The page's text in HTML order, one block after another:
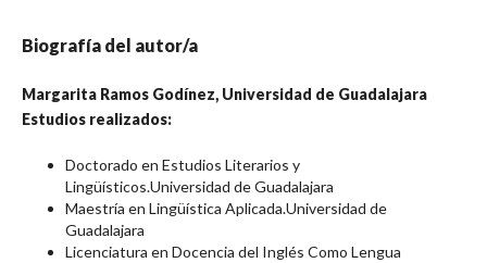
Biografía del autor/a
Margarita Ramos Godínez, Universidad de Guadalajara
Estudios realizados:
Doctorado en Estudios Literarios y
Lingüísticos.Universidad de Guadalajara
Maestría en Lingüística Aplicada.Universidad de
Guadalajara
Licenciatura en Docencia del Inglés Como Lengua